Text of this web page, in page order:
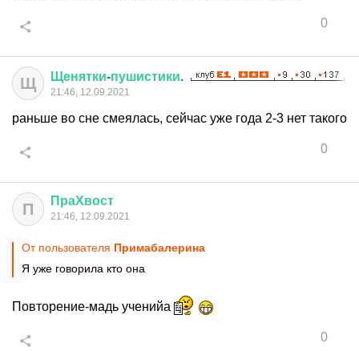
0
Щ Щенятки-пушистики.
21:46, 12.09.2021
раньше во сне смеялась, сейчас уже года 2-3 нет такого
0
П ПраХвост
21:46, 12.09.2021
От пользователя Примaбaлерина
Я уже говорила кто она
Повторение-мадь ученийа
0